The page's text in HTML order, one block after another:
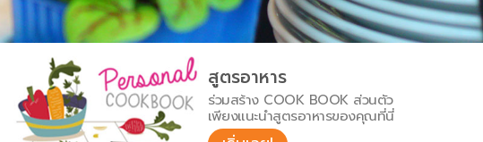
สูตรอาหาร
ร่วมสร้าง COOK BOOK ส่วนตัว
เพียงแนะนำสูตรอาหารของคุณที่นี่